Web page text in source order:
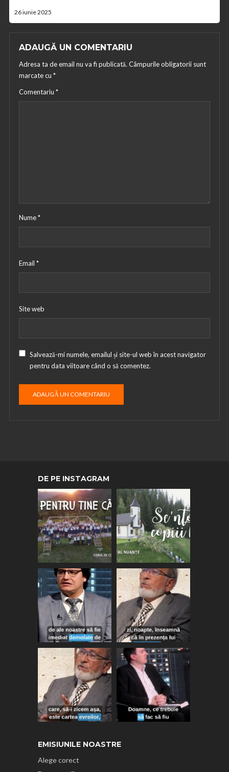
26 iunie 2025
ADAUGĂ UN COMENTARIU
Adresa ta de email nu va fi publicată. Câmpurile obligatorii sunt
marcate cu *
Comentariu *
Nume*
Email *
Site web
Salvează-mi numele, emailul și site-ul web în acest navigator
pentru data viitoare când o să comentez.
DE PE INSTAGRAM
EMISIUNILE NOASTRE
Alege corect